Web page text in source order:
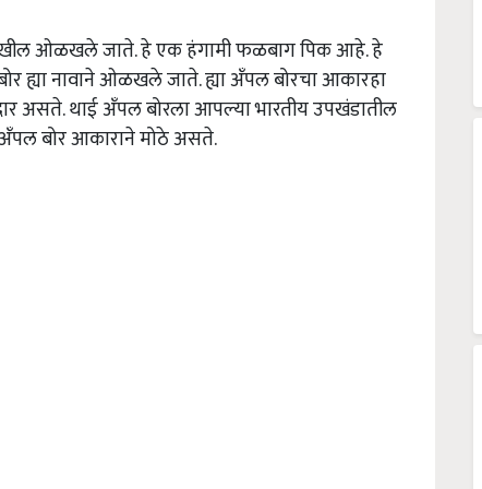
ओळखले जाते. हे एक हंगामी फळबाग पिक आहे. हे
नावाने ओळखले जाते. ह्या अँपल बोरचा आकारहा
थाई अँपल बोरला आपल्या भारतीय उपखंडातील
अँपल बोर आकाराने मोठे असते.